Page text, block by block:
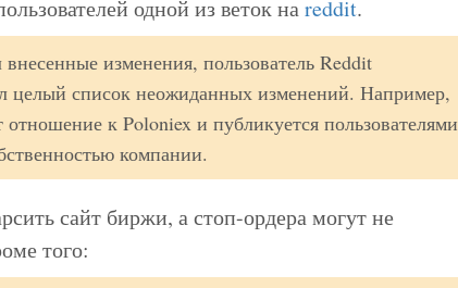
одной из веток наreddit.
изменения, пользователь Reddit
целый список неожиданных изменений. Например,
к Poloniex и публикуется пользователями
компании.
сайт биржи, а стоп-ордера могут не
того: